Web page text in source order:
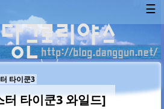
☰
타이쿤3
터 타이쿤3 와일드]